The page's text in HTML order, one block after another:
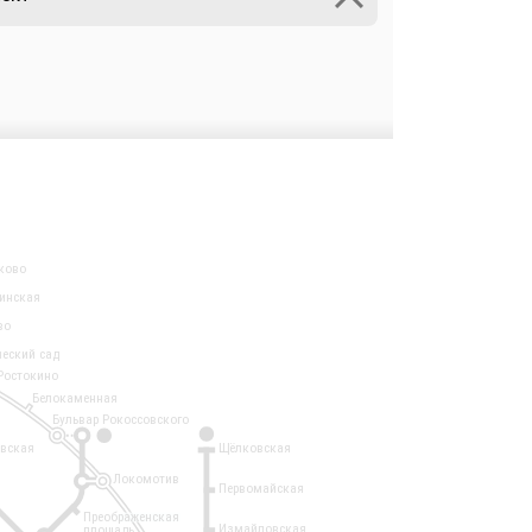
1
Локомотив
сад
Белокаменная
Щёлковская
Первомайская
Измайловская
Бульвар Рокоссовского
Преображенская